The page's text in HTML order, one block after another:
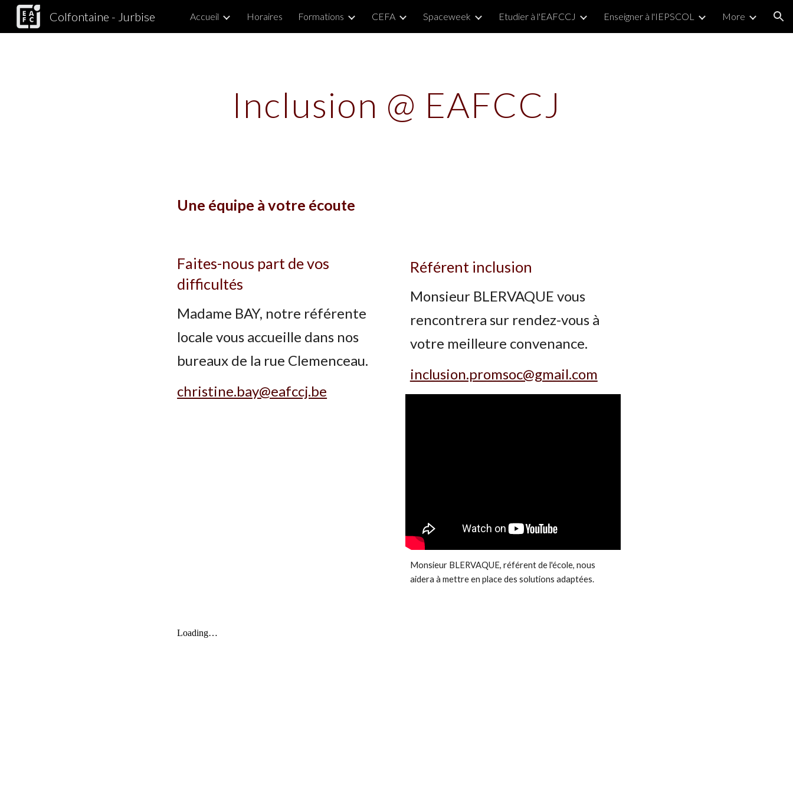
Skip to main content Skip to navigation
Colfontaine - Jurbise Accueil Horaires Formations CEFA Spaceweek Etudier à l'EAFCCJ Enseigner à l'IEPSCOL More
Inclusion @ EAFCCJ
Une équipe à votre écoute
Faites-nous part de vos
difficultés
Madame BAY, notre référente
locale vous accueille dans nos
bureaux de la rue Clemenceau.
christine.bay@eafccj.be
Référent inclusion
Monsieur BLERVAQUE vous
rencontrera sur rendez-vous à
votre meilleure convenance.
inclusion.promsoc@gmail.com
Monsieur BLERVAQUE, référent de l'école, nous
aidera à mettre en place des solutions adaptées.